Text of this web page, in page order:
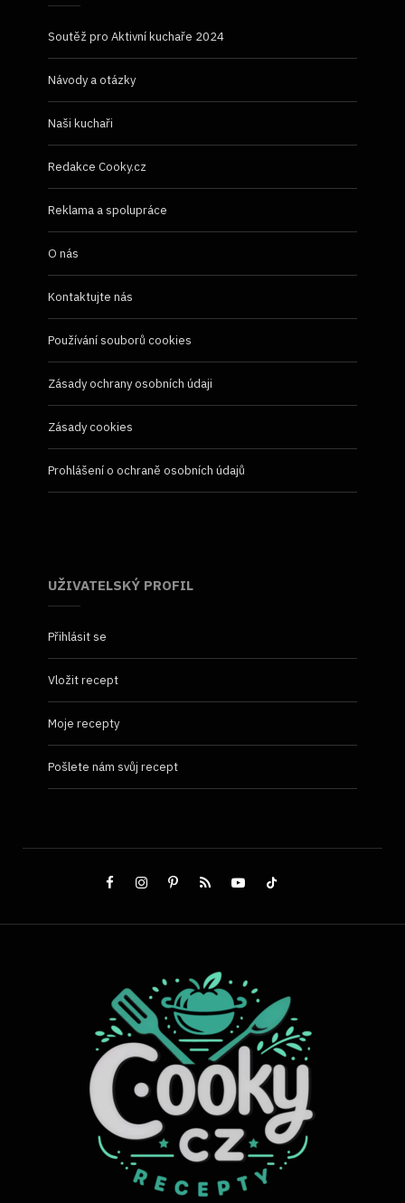
Soutěž pro Aktivní kuchaře 2024
Návody a otázky
Naši kuchaři
Redakce Cooky.cz
Reklama a spolupráce
O nás
Kontaktujte nás
Používání souborů cookies
Zásady ochrany osobních údaji
Zásady cookies
Prohlášení o ochraně osobních údajů
UŽIVATELSKÝ PROFIL
Přihlásit se
Vložit recept
Moje recepty
Pošlete nám svůj recept